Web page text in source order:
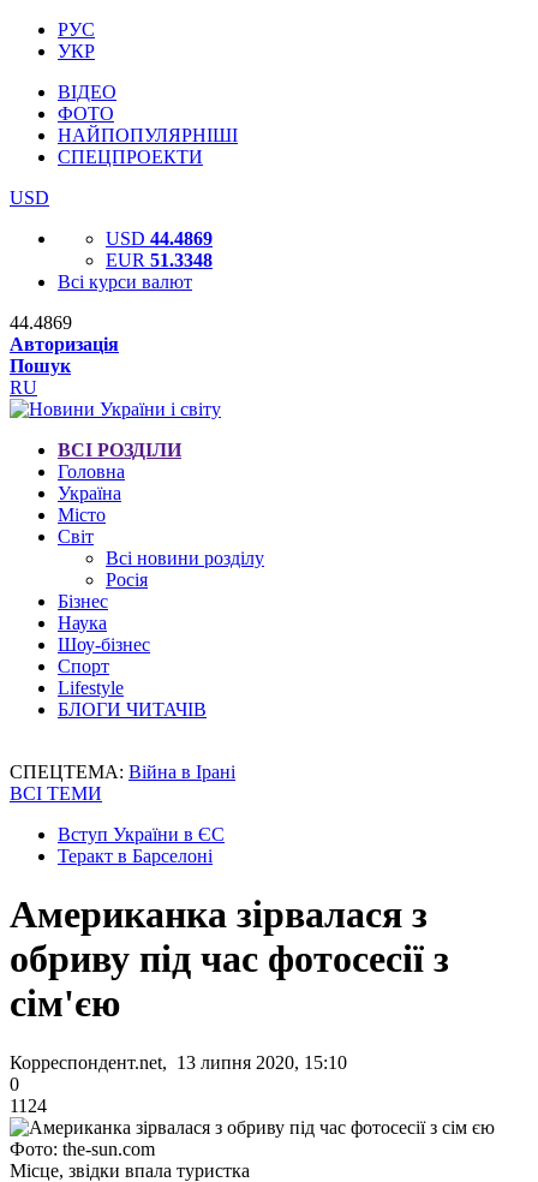
РУС
УКР
ВІДЕО
ФОТО
НАЙПОПУЛЯРНІШІ
СПЕЦПРОЕКТИ
USD
USD 44.4869
EUR 51.3348
Всі курси валют
44.4869
Авторизація
Пошук
RU
ВСІ РОЗДІЛИ
Головна
Україна
Місто
Світ
Всі новини розділу
Росія
Бізнес
Наука
Шоу-бізнес
Спорт
Lifestyle
БЛОГИ ЧИТАЧІВ
СПЕЦТЕМА: Війна в Ірані
ВСІ ТЕМИ
Вступ України в ЄС
Теракт в Барселоні
Американка зірвалася з
обриву під час фотосесії з
сім'єю
Корреспондент.net, 13 липня 2020, 15:10
0
1124
Фото: the-sun.com
Місце, звідки впала туристка